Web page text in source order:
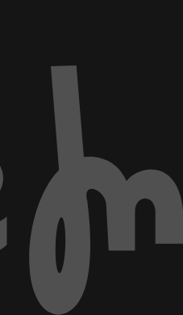
Marca El Corte Inglés